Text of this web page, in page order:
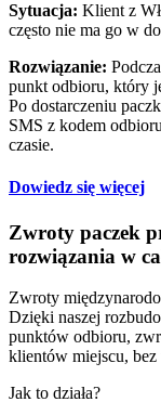
Sytuacja: Klient z
często nie ma go w
Rozwiązanie:
punkt odbioru, który
Po dostarczeniu
SMS z kodem
czasie.
Dowiedz się więcej
Zwroty paczek
rozwiązania w
Zwroty
Dzięki naszej
punktów odbioru,
klientów miejscu,
Jak to działa?